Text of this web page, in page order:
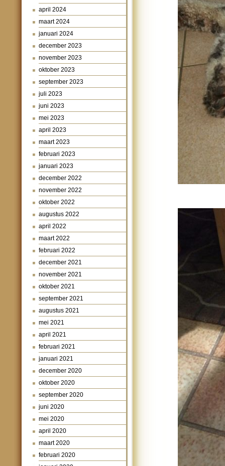
april 2024
maart 2024
januari 2024
december 2023
november 2023
oktober 2023
september 2023
juli 2023
juni 2023
mei 2023
april 2023
maart 2023
februari 2023
januari 2023
december 2022
november 2022
oktober 2022
augustus 2022
april 2022
maart 2022
februari 2022
december 2021
november 2021
oktober 2021
september 2021
augustus 2021
mei 2021
april 2021
februari 2021
januari 2021
december 2020
oktober 2020
september 2020
juni 2020
mei 2020
april 2020
maart 2020
februari 2020